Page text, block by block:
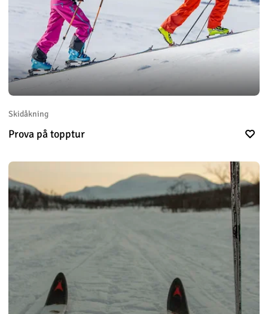
Skidåkning
Prova på topptur